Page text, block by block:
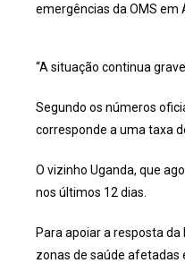
emergências da OMS em
“A situação continua
Segundo os números
corresponde a uma taxa
O vizinho Uganda, que
nos últimos 12 dias.
Para apoiar a resposta
zonas de saúde afetadas